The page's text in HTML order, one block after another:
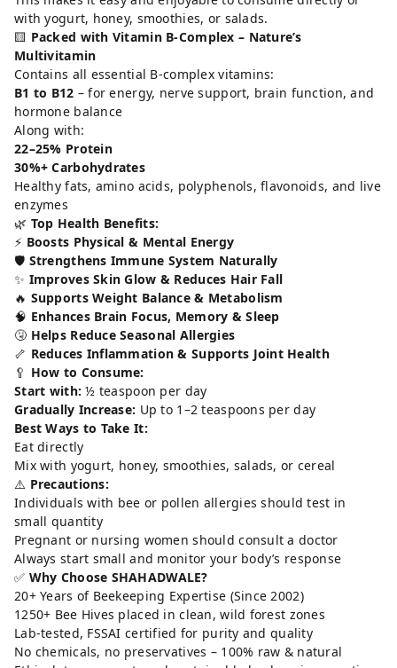
with yogurt, honey, smoothies, or salads.
🟨 Packed with Vitamin B-Complex – Nature’s
Multivitamin
Contains all essential B-complex vitamins:
B1 to B12 – for energy, nerve support, brain function, and
hormone balance
Along with:
22–25% Protein
30%+ Carbohydrates
Healthy fats, amino acids, polyphenols, flavonoids, and live
enzymes
🌿 Top Health Benefits:
⚡ Boosts Physical & Mental Energy
🛡️ Strengthens Immune System Naturally
✨ Improves Skin Glow & Reduces Hair Fall
🔥 Supports Weight Balance & Metabolism
🧠 Enhances Brain Focus, Memory & Sleep
🤧 Helps Reduce Seasonal Allergies
🦴 Reduces Inflammation & Supports Joint Health
🥄 How to Consume:
Start with: ½ teaspoon per day
Gradually Increase: Up to 1–2 teaspoons per day
Best Ways to Take It:
Eat directly
Mix with yogurt, honey, smoothies, salads, or cereal
⚠️ Precautions:
Individuals with bee or pollen allergies should test in
small quantity
Pregnant or nursing women should consult a doctor
Always start small and monitor your body’s response
✅ Why Choose SHAHADWALE?
20+ Years of Beekeeping Expertise (Since 2002)
1250+ Bee Hives placed in clean, wild forest zones
Lab-tested, FSSAI certified for purity and quality
No chemicals, no preservatives – 100% raw & natural